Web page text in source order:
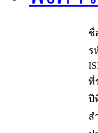
ชื่
ร
ที่
ปี
ส